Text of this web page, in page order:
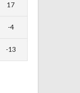
17
-4
-13